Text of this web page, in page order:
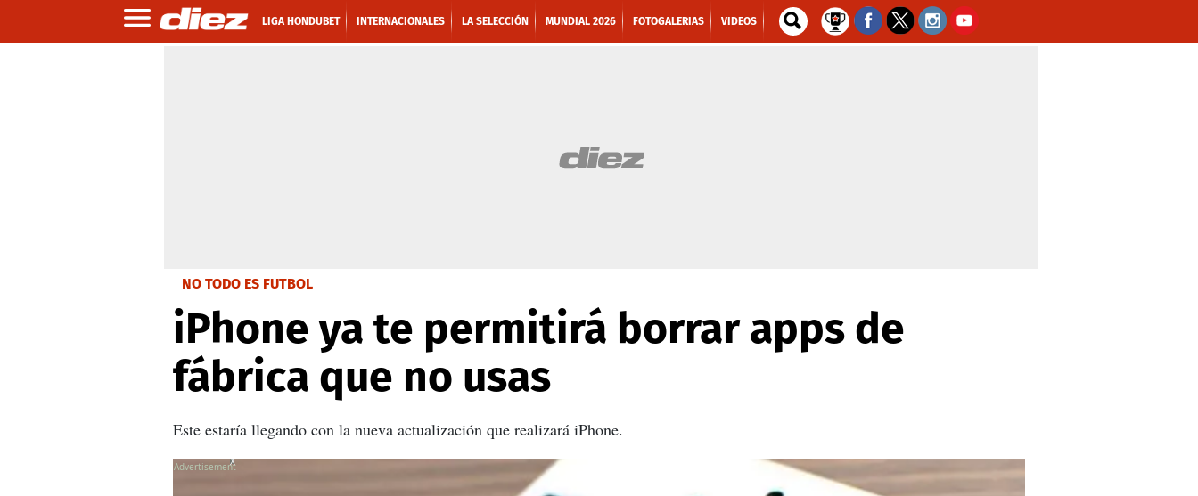
LIGA HONDUBET INTERNACIONALES LA SELECCIÓN MUNDIAL 2026 FOTOGALERIAS VIDEOS
NO TODO ES FUTBOL
iPhone ya te permitirá borrar apps de
fábrica que no usas
Este estaría llegando con la nueva actualización que realizará iPhone.
X